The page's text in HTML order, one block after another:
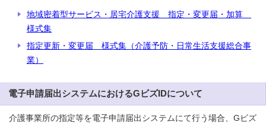
地域密着型サービス・居宅介護支援 指定・変更届・加算
様式集
指定更新・変更届 様式集（介護予防・日常生活支援総合事
業）
電子申請届出システムにおけるGビズIDについて
介護事業所の指定等を電子申請届出システムにて行う場合、Gビズ